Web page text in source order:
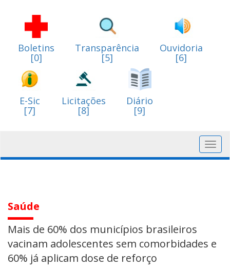
Boletins
[0]
Transparência
[5]
Ouvidoria
[6]
E-Sic
[7]
Licitações
[8]
Diário
[9]
Saúde
Mais de 60% dos municípios brasileiros
vacinam adolescentes sem comorbidades e
60% já aplicam dose de reforço